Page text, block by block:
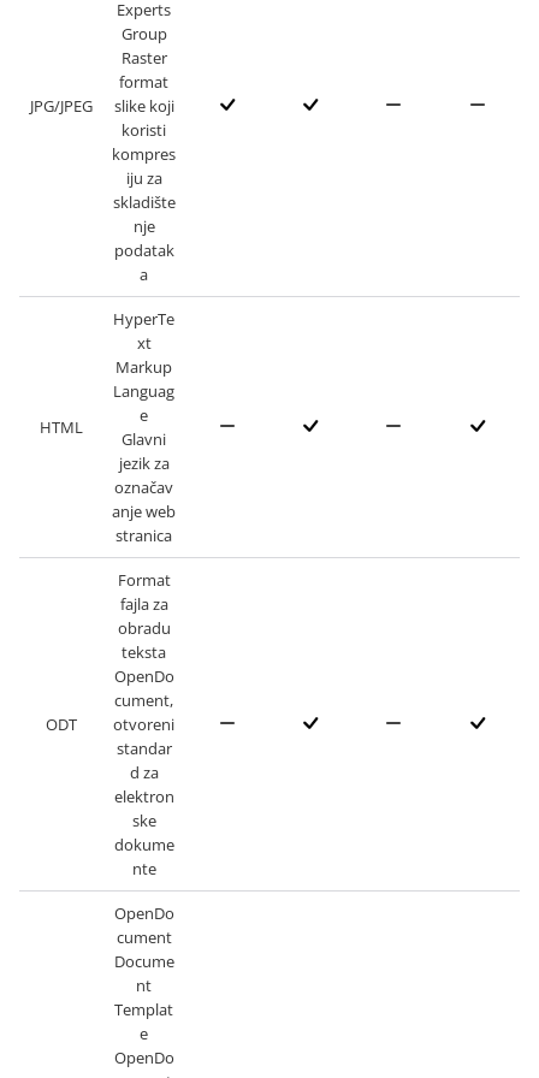
JPG/JPEG
Experts
Group
Raster
format
slike koji
koristi
kompres
iju za
skladište
nje
podatak
a
HTML
HyperTe
xt
Markup
Languag
e
Glavni
jezik za
označav
anje web
stranica
ODT
Format
fajla za
obradu
teksta
OpenDo
cument,
otvoreni
standar
d za
elektron
ske
dokume
nte
OpenDo
cument
Docume
nt
Templat
e
OpenDo